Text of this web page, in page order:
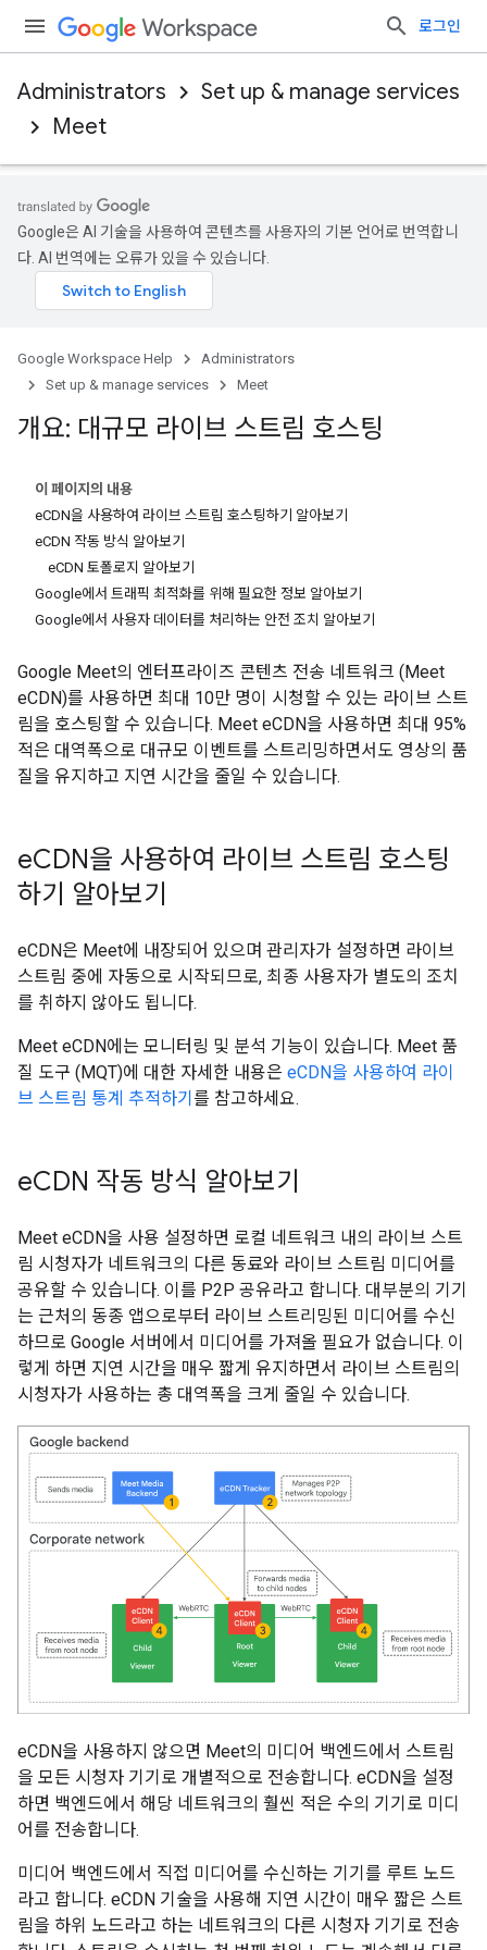
로그인
Administrators
Set up & manage services
Meet
Google은 AI 기술을 사용하여 콘텐츠를 사용자의 기본 언어로 번역합니
다. AI 번역에는 오류가 있을 수 있습니다.
Google Workspace Help
Administrators
Set up & manage services
Meet
개요: 대규모 라이브 스트림 호스팅
이 페이지의 내용
eCDN을 사용하여 라이브 스트림 호스팅하기 알아보기
eCDN 작동 방식 알아보기
eCDN 토폴로지 알아보기
Google에서 트래픽 최적화를 위해 필요한 정보 알아보기
Google에서 사용자 데이터를 처리하는 안전 조치 알아보기
Google Meet의 엔터프라이즈 콘텐츠 전송 네트워크 (Meet
eCDN)를 사용하면 최대 10만 명이 시청할 수 있는 라이브 스트
림을 호스팅할 수 있습니다. Meet eCDN을 사용하면 최대 95%
적은 대역폭으로 대규모 이벤트를 스트리밍하면서도 영상의 품
질을 유지하고 지연 시간을 줄일 수 있습니다.
eCDN을 사용하여 라이브 스트림 호스팅
하기 알아보기
eCDN은 Meet에 내장되어 있으며 관리자가 설정하면 라이브
스트림 중에 자동으로 시작되므로, 최종 사용자가 별도의 조치
를 취하지 않아도 됩니다.
Meet eCDN에는 모니터링 및 분석 기능이 있습니다. Meet 품
질 도구 (MQT)에 대한 자세한 내용은 eCDN을 사용하여 라이
브 스트림 통계 추적하기 를 참고하세요.
eCDN 작동 방식 알아보기
Meet eCDN을 사용 설정하면 로컬 네트워크 내의 라이브 스트
림 시청자가 네트워크의 다른 동료와 라이브 스트림 미디어를
공유할 수 있습니다. 이를 P2P 공유라고 합니다. 대부분의 기기
는 근처의 동종 앱으로부터 라이브 스트리밍된 미디어를 수신
하므로 Google 서버에서 미디어를 가져올 필요가 없습니다. 이
렇게 하면 지연 시간을 매우 짧게 유지하면서 라이브 스트림의
시청자가 사용하는 총 대역폭을 크게 줄일 수 있습니다.
eCDN을 사용하지 않으면 Meet의 미디어 백엔드에서 스트림
을 모든 시청자 기기로 개별적으로 전송합니다. eCDN을 설정
하면 백엔드에서 해당 네트워크의 훨씬 적은 수의 기기로 미디
어를 전송합니다.
미디어 백엔드에서 직접 미디어를 수신하는 기기를 루트 노드
라고 합니다. eCDN 기술을 사용해 지연 시간이 매우 짧은 스트
림을 하위 노드라고 하는 네트워크의 다른 시청자 기기로 전송